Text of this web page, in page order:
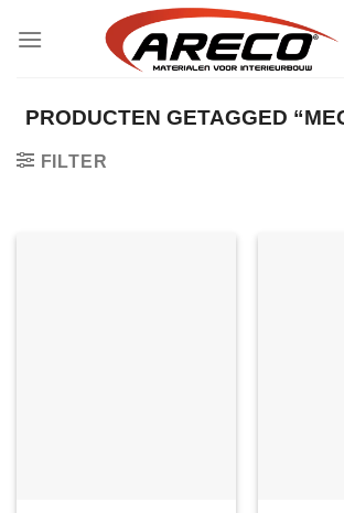
naar
PRODUCTEN GETAGGED
FILTER